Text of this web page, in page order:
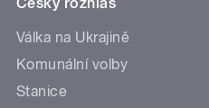
Válka na Ukrajině
Komunální volby
Stanice